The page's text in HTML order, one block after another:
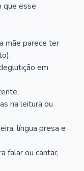
que esse
mãe parece ter
em
na leitura ou
língua presa e
falar ou cantar,